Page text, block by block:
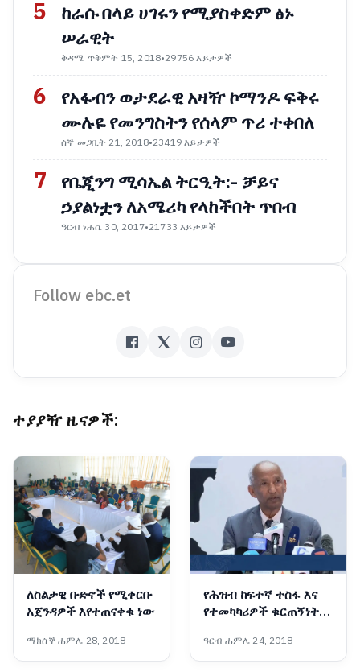
5
ከራሱ በላይ ሀገሩን የሚያስቀድም ፅኑ
ሠራዊት
ቅዳሜ ጥቅምት 15, 2018•29756 እይታዎች
6
የአፋብን ወታደራዊ አዛዥ ኮማንዶ ፍቅሩ
ሙሉዬ የመንግስትን የሰላም ጥሪ ተቀበለ
ሰኞ መጋቢት 21, 2018•23419 እይታዎች
7
የቤጂንግ ሚሳኤል ትርዒት:- ቻይና
ኃያልነቷን ለአሜሪካ የላከችበት ጥበብ
ዓርብ ነሐሴ 30, 2017•21733 እይታዎች
Follow ebc.et
ተያያዥ ዜናዎች:
ለስልታዊ ቡድኖች የሚቀርቡ
አጀንዳዎች እየተጠናቀቁ ነው
ማክሰኞ ሐምሌ 28, 2018
የሕዝብ ከፍተኛ ተስፋ እና
የተመካካሪዎች ቁርጠኝነት
እየመራው ነው - ፕሮፌሰር
መስፍን አርዓያ
ዓርብ ሐምሌ 24, 2018